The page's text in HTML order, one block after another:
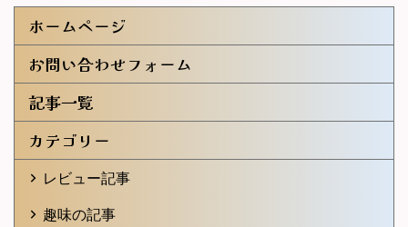
ホームページ
お問い合わせフォーム
記事一覧
カテゴリー
レビュー記事
趣味の記事